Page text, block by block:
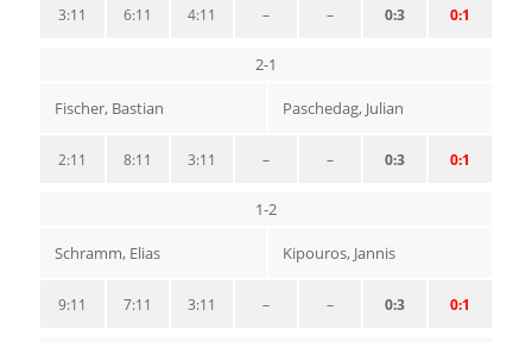
0:1
0:3
–
–
4:11
6:11
3:11
2-1
Fischer, Bastian Paschedag, Julian
0:1
0:3
–
–
3:11
8:11
2:11
1-2
Schramm, Elias Kipouros, Jannis
0:1
0:3
–
–
3:11
7:11
9:11